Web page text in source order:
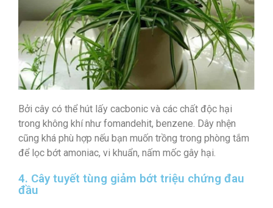
Bởi cây có thể hút lấy cacbonic và các chất độc hại
trong không khí như fomandehit, benzene. Dây nhện
cũng khá phù hợp nếu bạn muốn trồng trong phòng tắm
để lọc bớt amoniac, vi khuẩn, nấm mốc gây hại.
4. Cây tuyết tùng giảm bớt triệu chứng đau
đầu